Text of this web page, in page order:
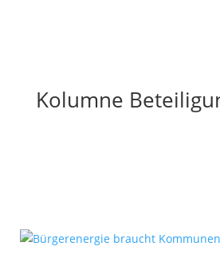
Kolumne